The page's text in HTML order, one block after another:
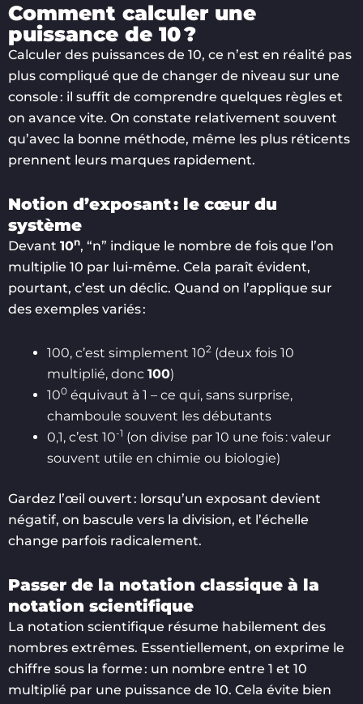
Comment calculer une
puissance de 10 ?
Calculer des puissances de 10, ce n’est en réalité pas
plus compliqué que de changer de niveau sur une
console : il suffit de comprendre quelques règles et
on avance vite. On constate relativement souvent
qu’avec la bonne méthode, même les plus réticents
prennent leurs marques rapidement.
Notion d’exposant : le cœur du
système
Devant 10n, “n” indique le nombre de fois que l’on
multiplie 10 par lui-même. Cela paraît évident,
pourtant, c’est un déclic. Quand on l’applique sur
des exemples variés :
100, c’est simplement 102 (deux fois 10
multiplié, donc 100)
100 équivaut à 1 – ce qui, sans surprise,
chamboule souvent les débutants
0,1, c’est 10-1 (on divise par 10 une fois : valeur
souvent utile en chimie ou biologie)
Gardez l’œil ouvert : lorsqu’un exposant devient
négatif, on bascule vers la division, et l’échelle
change parfois radicalement.
Passer de la notation classique à la
notation scientifique
La notation scientifique résume habilement des
nombres extrêmes. Essentiellement, on exprime le
chiffre sous la forme : un nombre entre 1 et 10
multiplié par une puissance de 10. Cela évite bien